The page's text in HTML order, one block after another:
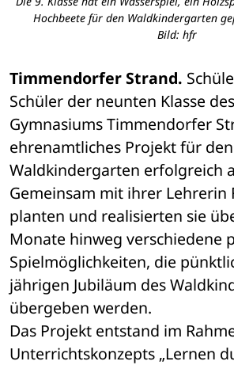
Hochbeete für den Waldkindergarten
Bild: hfr
Timmendorfer Strand.
Schüler der neunten Klasse
Gymnasiums Timmendorfer
ehrenamtliches Projekt für den
Waldkindergarten erfolgreich
Gemeinsam mit ihrer Lehrerin
planten und realisierten sie
Monate hinweg verschiedene
Spielmöglichkeiten, die
jährigen Jubiläum des
übergeben werden.
Das Projekt entstand im
Unterrichtskonzepts „Lernen